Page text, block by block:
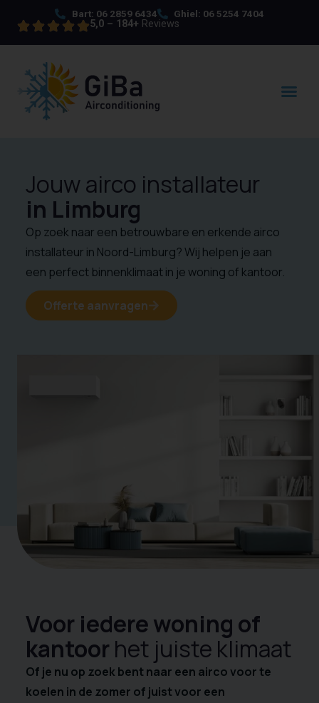
Bart: 06 2859 6434 Ghiel: 06 5254 7404
5,0 – 184+ Reviews
Jouw airco installateur
in Limburg
Op zoek naar een betrouwbare en erkende airco
installateur in Noord-Limburg? Wij helpen je aan
een perfect binnenklimaat in je woning of kantoor.
Offerte aanvragen
Voor iedere woning of
kantoor het juiste klimaat
Of je nu op zoek bent naar een airco voor te
koelen in de zomer of juist voor een